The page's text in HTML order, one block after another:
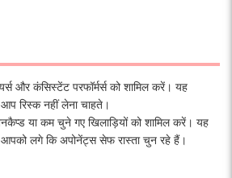
और कंसिस्टेंट परफॉर्मर्स को शामिल करें। यह
रिस्क नहीं लेना चाहते।
या कम चुने गए खिलाड़ियों को शामिल करें। यह
लगे कि अपोनेंट्स सेफ रास्ता चुन रहे हैं।